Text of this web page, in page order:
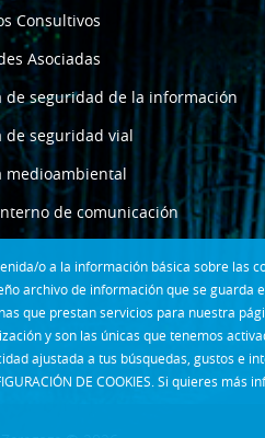
o a la información básica sobre las
archivo de información que se guarda
que prestan servicios para nuestra
y son las únicas que tenemos
ajustada a tus búsquedas, gustos e
DE COOKIES. Si quieres más
Consultivos
Asociadas
de seguridad de la información
de seguridad vial
medioambiental
de comunicación